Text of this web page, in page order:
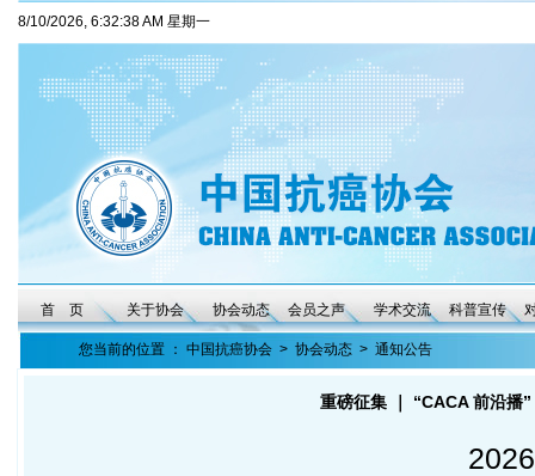
8/10/2026, 6:32:38 AM 星期一
首 页 关于协会 协会动态 会员之声 学术交流 科普宣传
您当前的位置 ： 中国抗癌协会 > 协会动态 > 通知公告
重磅征集 ｜ “CACA 前沿播